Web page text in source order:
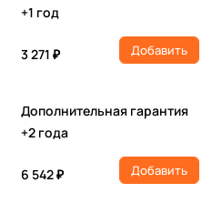
+1 год
3 271 ₽ Добавить
Дополнительная гарантия
+2 года
6 542 ₽ Добавить